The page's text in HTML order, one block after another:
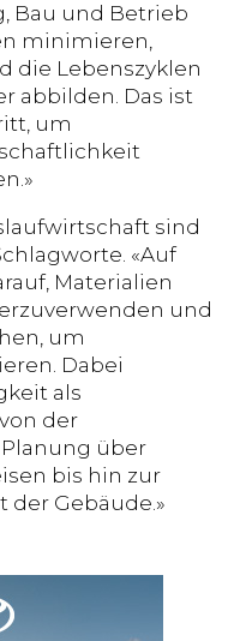
Bau und Betrieb
minimieren,
die Lebenszyklen
abbilden. Das ist
um
sind
«Auf
Materialien
und
um
Dabei
als
der
über
bis hin zur
der Gebäude.»